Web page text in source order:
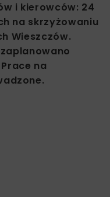
i kierowców: 24
na skrzyżowaniu
Wieszczów.
na